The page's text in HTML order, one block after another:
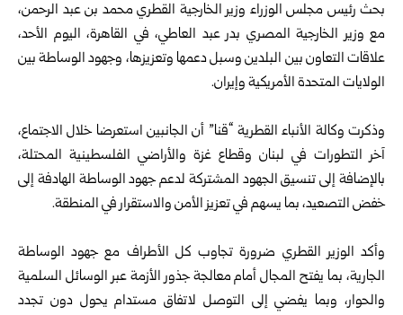
بحث رئيس مجلس الوزراء وزير الخارجية القطري محمد بن عبد الرحمن،
مع وزير الخارجية المصري بدر عبد العاطي، في القاهرة، اليوم الأحد،
علاقات التعاون بين البلدين وسبل دعمها وتعزيزها، وجهود الوساطة بين
الولايات المتحدة الأمريكية وإيران.
وذكرت وكالة الأنباء القطرية “قنا” أن الجانبين استعرضا خلال الاجتماع،
آخر التطورات في لبنان وقطاع غزة والأراضي الفلسطينية المحتلة،
بالإضافة إلى تنسيق الجهود المشتركة لدعم جهود الوساطة الهادفة إلى
خفض التصعيد، بما يسهم في تعزيز الأمن والاستقرار في المنطقة.
وأكد الوزير القطري ضرورة تجاوب كل الأطراف مع جهود الوساطة
الجارية، بما يفتح المجال أمام معالجة جذور الأزمة عبر الوسائل السلمية
والحوار، وبما يفضي إلى التوصل لاتفاق مستدام يحول دون تجدد